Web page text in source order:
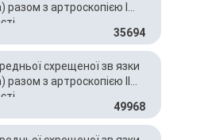
разом з артроскопією I
35694
схрещеної зв язки
разом з артроскопією IІ
49968